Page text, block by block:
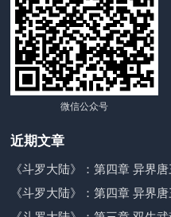
微信公众号
近期文章
《斗罗大陆》：第四章 异界
《斗罗大陆》：第四章 异界